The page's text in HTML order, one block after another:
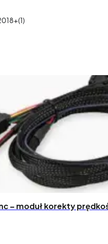
(1)
– moduł korekty